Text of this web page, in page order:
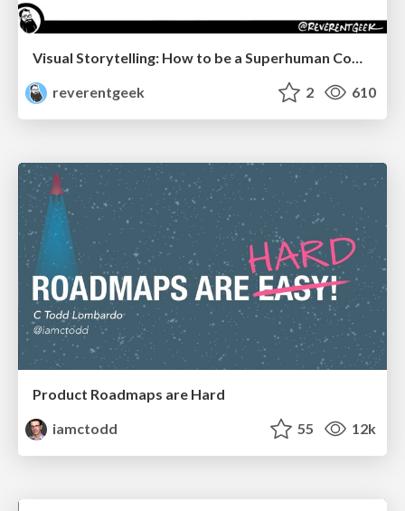
reverentgeek
2 610
Product Roadmaps are Hard
iamctodd
55 12k